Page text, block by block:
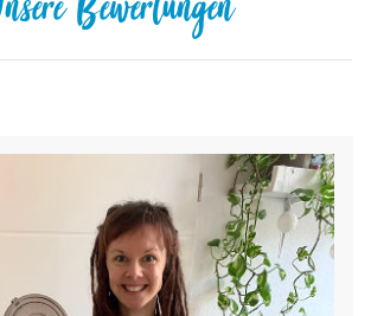
Bewertungen